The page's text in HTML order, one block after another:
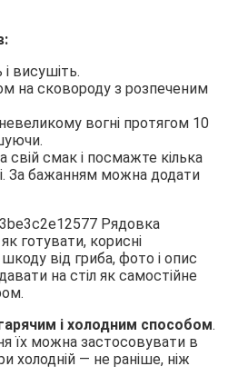
і висушіть.
на сковороду з розпеченим
вогні протягом 10
свій смак і посмажте кілька
За бажанням можна додати
на стіл як самостійне
і холодним способом.
їх можна застосовувати в
холодній — не раніше, ніж